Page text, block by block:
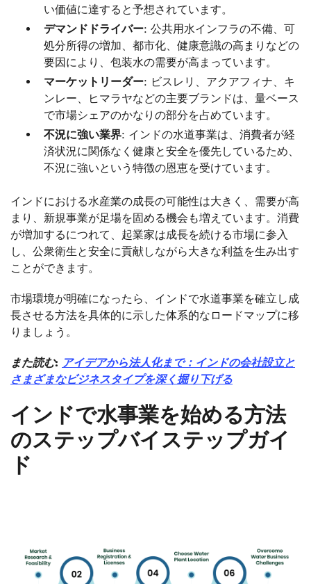
い価値に達すると予想されています。
デマンドドライバー: 公共用水インフラの不備、可
処分所得の増加、都市化、健康意識の高まりなどの
要因により、包装水の需要が高まっています。
マーケットリーダー: ビスレリ、アクアフィナ、キ
ンレー、ヒマラヤなどの主要ブランドは、量ベース
で市場シェアのかなりの部分を占めています。
不況に強い業界: インドの水道事業は、消費者が経
済状況に関係なく健康と安全を優先しているため、
不況に強いという特徴の恩恵を受けています。
インドにおける水産業の成長の可能性は大きく、需要が高
まり、新規事業が足場を固める機会も増えています。消費
が増加するにつれて、起業家は成長を続ける市場に参入
し、公衆衛生と安全に貢献しながら大きな利益を生み出す
ことができます。
市場環境が明確になったら、インドで水道事業を確立し成
長させる方法を具体的に示した体系的なロードマップに移
りましょう。
また読む: アイデアから法人化まで：インドの会社設立と
さまざまなビジネスタイプを深く掘り下げる
インドで水事業を始める方法
のステップバイステップガイ
ド